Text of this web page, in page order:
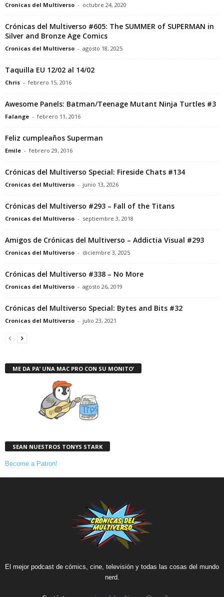
Cronicas del Multiverso - octubre 24, 2020
Crónicas del Multiverso #605: The SUMMER of SUPERMAN in
Silver and Bronze Age Comics
Cronicas del Multiverso - agosto 18, 2025
Taquilla EU 12/02 al 14/02
Chris - febrero 15, 2016
Awesome Panels: Batman/Teenage Mutant Ninja Turtles #3
Falange - febrero 11, 2016
Feliz cumpleaños Superman
Emile - febrero 29, 2016
Crónicas del Multiverso Special: Fireside Chats #134
Cronicas del Multiverso - junio 13, 2026
Crónicas del Multiverso #293 – Fall of the Titans
Cronicas del Multiverso - septiembre 3, 2018
Amigos de Crónicas del Multiverso – Addictia Visual #293
Cronicas del Multiverso - diciembre 3, 2025
Crónicas del Multiverso #338 – No More
Cronicas del Multiverso - agosto 26, 2019
Crónicas del Multiverso Special: Bytes and Bits #32
Cronicas del Multiverso - julio 23, 2021
ME DA PA’ UNA MAC PRO CON SU MONITO’
SEAN NUESTROS TONYS STARK
Become a Patron!
El mejor podcast de cómics, cine, televisión y todas las cosas del mundo
nerd.